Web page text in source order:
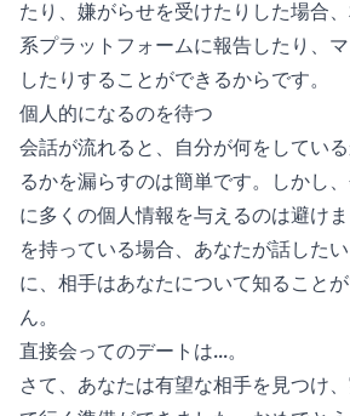
たり、嫌がらせを受けたりした場合
系プラットフォームに報告したり、
したりすることができるからです。
個人的になるのを待つ
会話が流れると、自分が何をしてい
るかを漏らすのは簡単です。しかし
に多くの個人情報を与えるのは避け
を持っている場合、あなたが話した
に、相手はあなたについて知ること
ん。
直接会ってのデートは...。
さて、あなたは有望な相手を見つけ